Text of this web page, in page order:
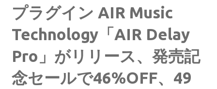
プラグイン AIR Music
Technology「AIR Delay
Pro」がリリース、発売記
念セールで46%OFF、49